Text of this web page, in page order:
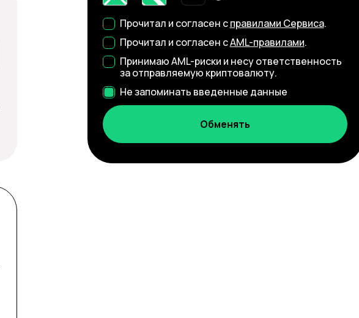
Прочитал и согласен справилами Сервиса.
Прочитал и согласен сAML-правилами.
Принимаю AML-риски и несу ответственность
за отправляемую криптовалюту.
Не запоминать введенные данные